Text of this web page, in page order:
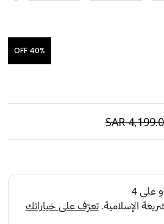
40% OFF
SAR